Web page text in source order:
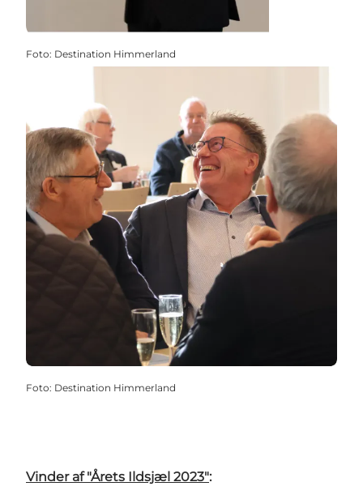
Foto: Destination Himmerland
Foto: Destination Himmerland
Vinder af "Årets Ildsjæl 2023":